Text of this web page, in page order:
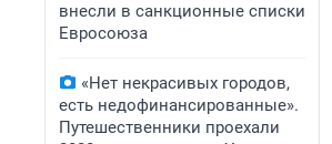
внесли в санкционные списки
Евросоюза
«Нет некрасивых городов,
есть недофинансированные».
Путешественники проехали